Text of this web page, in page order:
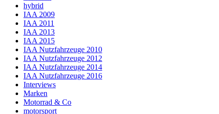
hybrid
IAA 2009
IAA 2011
IAA 2013
IAA 2015
IAA Nutzfahrzeuge 2010
IAA Nutzfahrzeuge 2012
IAA Nutzfahrzeuge 2014
IAA Nutzfahrzeuge 2016
Interviews
Marken
Motorrad & Co
motorsport